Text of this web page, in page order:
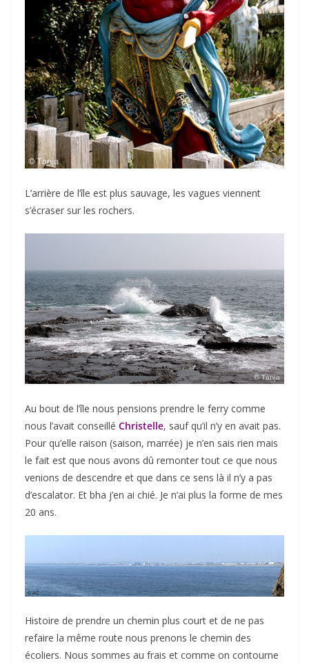
L’arrière de l’île est plus sauvage, les vagues viennent
s’écraser sur les rochers.
Au bout de l’île nous pensions prendre le ferry comme
nous l’avait conseillé Christelle, sauf qu’il n’y en avait pas.
Pour qu’elle raison (saison, marrée) je n’en sais rien mais
le fait est que nous avons dû remonter tout ce que nous
venions de descendre et que dans ce sens là il n’y a pas
d’escalator. Et bha j’en ai chié. Je n’ai plus la forme de mes
20 ans.
Histoire de prendre un chemin plus court et de ne pas
refaire la même route nous prenons le chemin des
écoliers. Nous sommes au frais et comme on contourne